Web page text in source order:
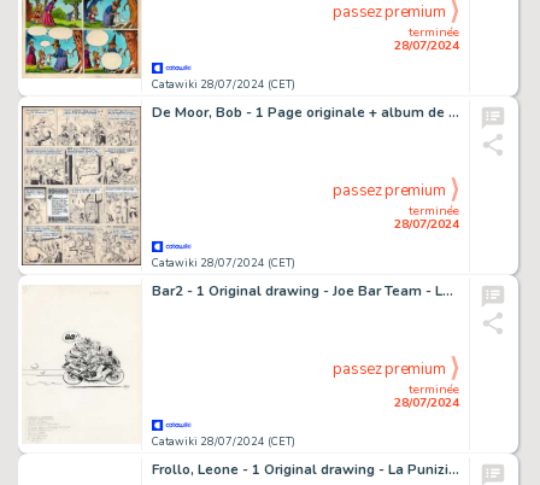
Catawiki 28/07/2024 (CET)
terminée
28/07/2024
passez premium
De Moor, Bob - 1 Page originale + album de luxe - De Leeuw van Vlaanderen / Le Lion de Flandre - 1949
Catawiki 28/07/2024 (CET)
terminée
28/07/2024
passez premium
Bar2 - 1 Original drawing - Joe Bar Team - Le Sportif frime - 1998
Catawiki 28/07/2024 (CET)
terminée
28/07/2024
passez premium
Frollo, Leone - 1 Original drawing - La Punizione